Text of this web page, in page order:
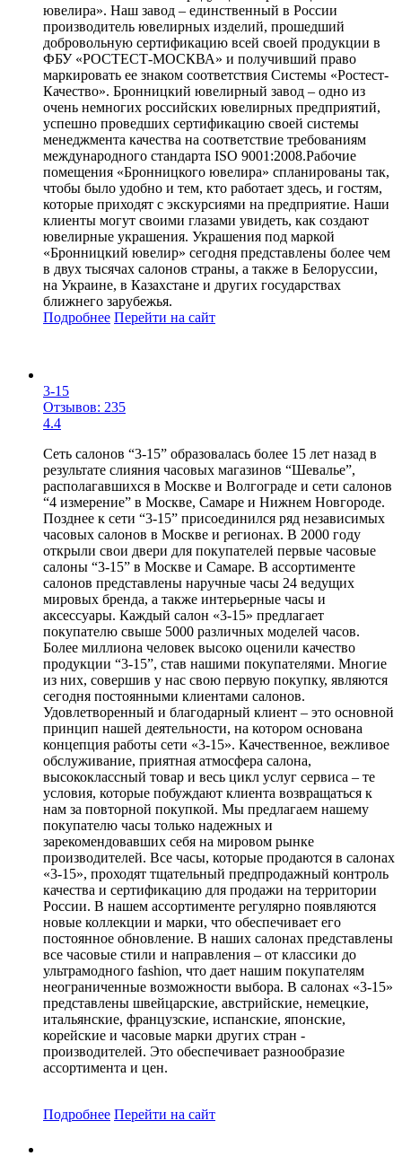
ювелира». Наш завод – единственный в России
производитель ювелирных изделий, прошедший
добровольную сертификацию всей своей продукции в
ФБУ «РОСТЕСТ-МОСКВА» и получивший право
маркировать ее знаком соответствия Системы «Ростест-
Качество». Бронницкий ювелирный завод – одно из
очень немногих российских ювелирных предприятий,
успешно проведших сертификацию своей системы
менеджмента качества на соответствие требованиям
международного стандарта ISO 9001:2008.Рабочие
помещения «Бронницкого ювелира» спланированы так,
чтобы было удобно и тем, кто работает здесь, и гостям,
которые приходят с экскурсиями на предприятие. Наши
клиенты могут своими глазами увидеть, как создают
ювелирные украшения. Украшения под маркой
«Бронницкий ювелир» сегодня представлены более чем
в двух тысячах салонов страны, а также в Белоруссии,
на Украине, в Казахстане и других государствах
ближнего зарубежья.
Подробнее Перейти на сайт
3-15
Отзывов: 235
4.4
Сеть салонов “3-15” образовалась более 15 лет назад в
результате слияния часовых магазинов “Шевалье”,
располагавшихся в Москве и Волгограде и сети салонов
“4 измерение” в Москве, Самаре и Нижнем Новгороде.
Позднее к сети “3-15” присоединился ряд независимых
часовых салонов в Москве и регионах. В 2000 году
открыли свои двери для покупателей первые часовые
салоны “3-15” в Москве и Самаре. В ассортименте
салонов представлены наручные часы 24 ведущих
мировых бренда, а также интерьерные часы и
аксессуары. Каждый салон «3-15» предлагает
покупателю свыше 5000 различных моделей часов.
Более миллиона человек высоко оценили качество
продукции “3-15”, став нашими покупателями. Многие
из них, совершив у нас свою первую покупку, являются
сегодня постоянными клиентами салонов.
Удовлетворенный и благодарный клиент – это основной
принцип нашей деятельности, на котором основана
концепция работы сети «3-15». Качественное, вежливое
обслуживание, приятная атмосфера салона,
высококлассный товар и весь цикл услуг сервиса – те
условия, которые побуждают клиента возвращаться к
нам за повторной покупкой. Мы предлагаем нашему
покупателю часы только надежных и
зарекомендовавших себя на мировом рынке
производителей. Все часы, которые продаются в салонах
«3-15», проходят тщательный предпродажный контроль
качества и сертификацию для продажи на территории
России. В нашем ассортименте регулярно появляются
новые коллекции и марки, что обеспечивает его
постоянное обновление. В наших салонах представлены
все часовые стили и направления – от классики до
ультрамодного fashion, что дает нашим покупателям
неограниченные возможности выбора. В салонах «3-15»
представлены швейцарские, австрийские, немецкие,
итальянские, французские, испанские, японские,
корейские и часовые марки других стран -
производителей. Это обеспечивает разнообразие
ассортимента и цен.
Подробнее Перейти на сайт